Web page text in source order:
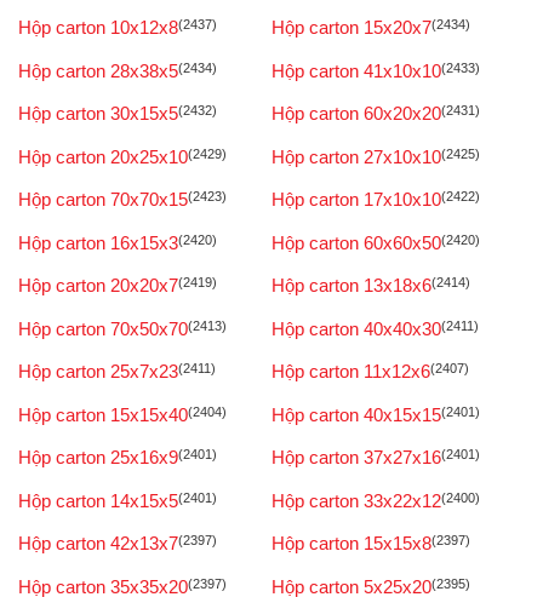
Hộp carton 10x12x8(2437) Hộp carton 15x20x7(2434)
Hộp carton 28x38x5(2434) Hộp carton 41x10x10(2433)
Hộp carton 30x15x5(2432) Hộp carton 60x20x20(2431)
Hộp carton 20x25x10(2429) Hộp carton 27x10x10(2425)
Hộp carton 70x70x15(2423) Hộp carton 17x10x10(2422)
Hộp carton 16x15x3(2420) Hộp carton 60x60x50(2420)
Hộp carton 20x20x7(2419) Hộp carton 13x18x6(2414)
Hộp carton 70x50x70(2413) Hộp carton 40x40x30(2411)
Hộp carton 25x7x23(2411) Hộp carton 11x12x6(2407)
Hộp carton 15x15x40(2404) Hộp carton 40x15x15(2401)
Hộp carton 25x16x9(2401) Hộp carton 37x27x16(2401)
Hộp carton 14x15x5(2401) Hộp carton 33x22x12(2400)
Hộp carton 42x13x7(2397) Hộp carton 15x15x8(2397)
Hộp carton 35x35x20(2397) Hộp carton 5x25x20(2395)